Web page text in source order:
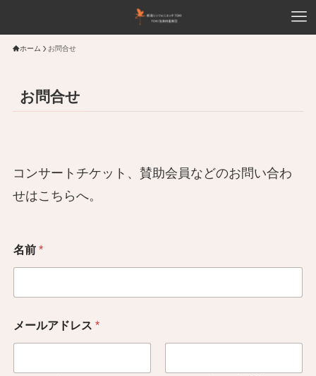
ホーム お問合せ
お問合せ
コンサートチケット、賛助会員などのお問い合わ
せはこちらへ。
名前 *
メールアドレス *